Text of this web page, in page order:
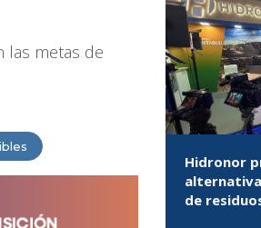
las metas de
Hidronor
de